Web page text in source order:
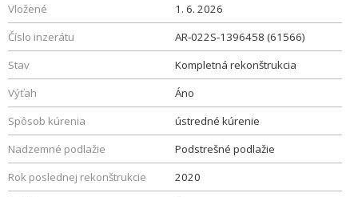
Vložené
1. 6. 2026
Číslo inzerátu
AR-022S-1396458 (61566)
Stav
Kompletná rekonštrukcia
Výťah
Áno
Spôsob kúrenia
ústredné kúrenie
Nadzemné podlažie
Podstrešné podlažie
Rok poslednej rekonštrukcie
2020